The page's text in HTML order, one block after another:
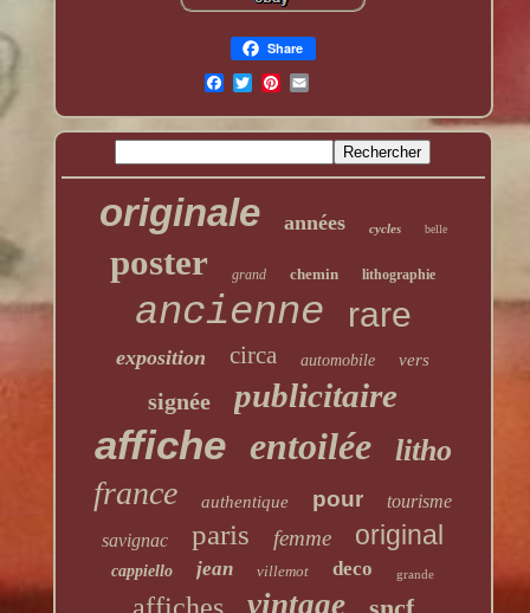
Share
originale années cycles belle
poster grand chemin lithographie
ancienne rare
exposition circa automobile vers
signée publicitaire
affiche entoilée litho
france authentique pour
tourisme
savignac
paris femme original
cappiello jean villemot deco grande
vintage